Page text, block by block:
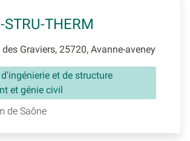
THERM
des Graviers, 25720, Avanne-aveney
et de structure
et génie civil
de Saône